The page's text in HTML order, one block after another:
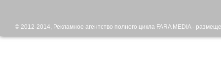
© 2012-2014, Рекламное агентство полного цикла FARA MEDIA -